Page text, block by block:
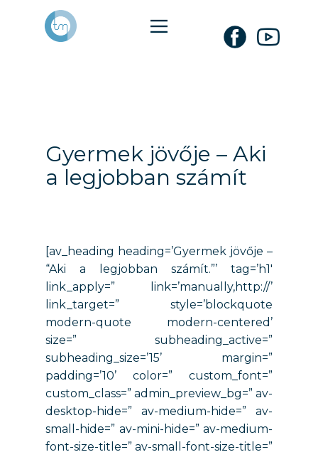
Gyermek jövője – Aki
a legjobban számít
[av_heading heading=’Gyermek jövője –
“Aki a legjobban számít.”’ tag=’h1′
link_apply=” link=’manually,http://’
link_target=” style=’blockquote
modern-quote modern-centered’
size=” subheading_active=”
subheading_size=’15’ margin=”
padding=’10’ color=” custom_font=”
custom_class=” admin_preview_bg=” av-
desktop-hide=” av-medium-hide=” av-
small-hide=” av-mini-hide=” av-medium-
font-size-title=” av-small-font-size-title=”